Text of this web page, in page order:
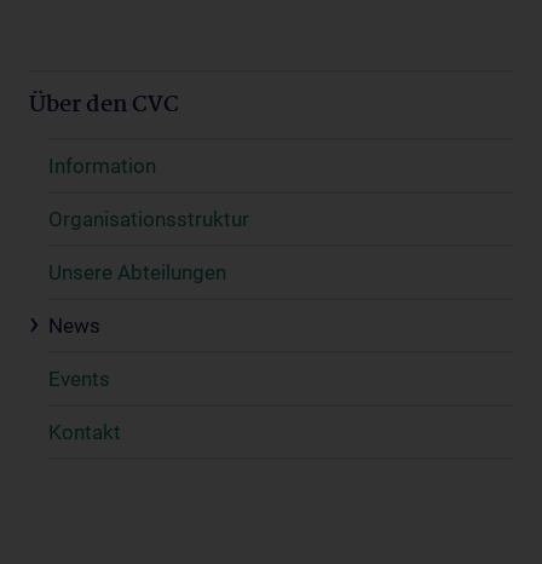
Über den CVC
Information
Organisationsstruktur
Unsere Abteilungen
News
Events
Kontakt